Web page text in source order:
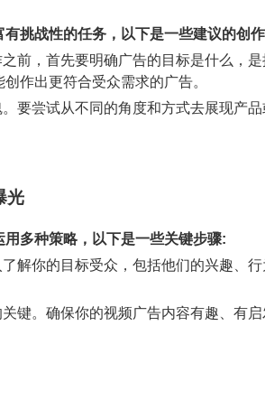
挑战性的任务，以下是一些建议的创作
前，首先要明确广告的目标是什么，
作出更符合受众需求的广告。
要尝试从不同的角度和方式去展现产
光
多种策略，以下是一些关键步骤:
解你的目标受众，包括他们的兴趣、
键。确保你的视频广告内容有趣、有